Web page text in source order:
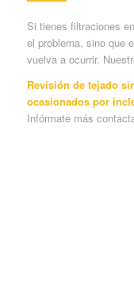
Si tienes filtraciones
el problema, sino que
vuelva a ocurrir.
Revisión de tejado
ocasionados por
Infórmate más